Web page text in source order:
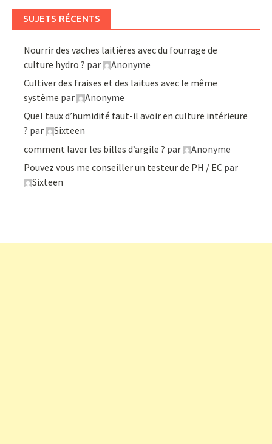
SUJETS RÉCENTS
Nourrir des vaches laitières avec du fourrage de
culture hydro ? par
Anonyme
Cultiver des fraises et des laitues avec le même
système par
Anonyme
Quel taux d’humidité faut-il avoir en culture intérieure
? par
Sixteen
comment laver les billes d’argile ? par
Anonyme
Pouvez vous me conseiller un testeur de PH / EC par
Sixteen